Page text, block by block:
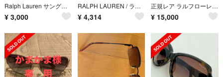
Ralph Lauren サングラス
¥ 3,000
RALPH LAUREN / ラルフローレン ◆サングラス/プラスチック/ブラウン RA5080 【サングラス/メガネ/眼鏡】 レディースファッション【中古】 [0220531848]
¥ 4,314
正規レア ラルフローレン サングラス ポニーロゴ ウェリントン サングラス黒×紫
¥ 15,000